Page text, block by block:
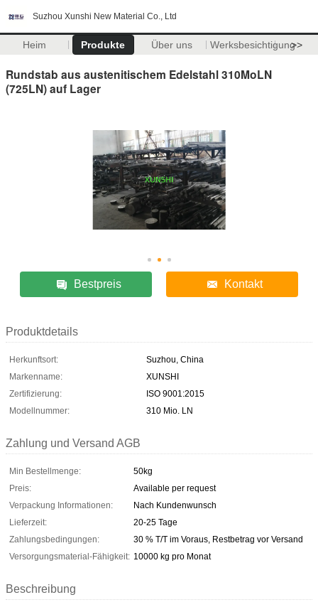
Suzhou Xunshi New Material Co., Ltd
Heim Produkte Über uns Werksbesichtigung>>
Rundstab aus austenitischem Edelstahl 310MoLN
(725LN) auf Lager
Bestpreis Kontakt
Produktdetails
Herkunftsort:
Suzhou, China
Markenname:
XUNSHI
Zertifizierung:
ISO 9001:2015
Modellnummer:
310 Mio. LN
Zahlung und Versand AGB
Min Bestellmenge:
50kg
Preis:
Available per request
Verpackung Informationen:
Nach Kundenwunsch
Lieferzeit:
20-25 Tage
Zahlungsbedingungen:
30 % T/T im Voraus, Restbetrag vor Versand
Versorgungsmaterial-Fähigkeit: 10000 kg pro Monat
Beschreibung